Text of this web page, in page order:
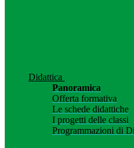
Didattica
Panoramica
Offerta formativa
Le schede didattiche
I progetti delle classi
Programmazioni di